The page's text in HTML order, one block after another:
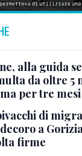
alla guida
da oltre 5
per tre mesi
di
a
firme